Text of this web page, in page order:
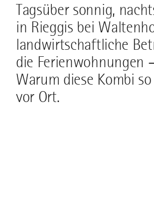
Tagsüber sonnig,
in Rieggis bei
landwirtschaftliche
die Ferienwohnungen
Warum diese Kombi
vor Ort.